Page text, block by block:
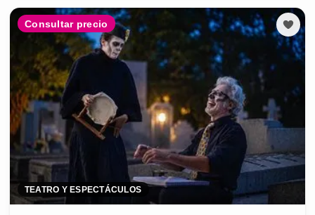
Consultar precio
TEATRO Y ESPECTÁCULOS